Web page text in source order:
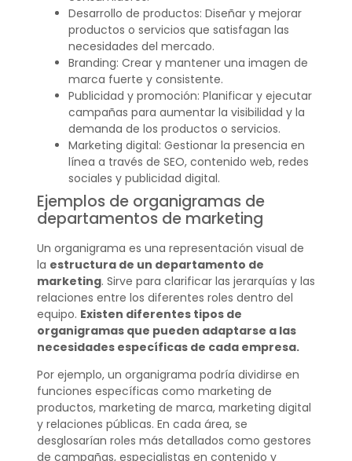
Desarrollo de productos: Diseñar y mejorar
productos o servicios que satisfagan las
necesidades del mercado.
Branding: Crear y mantener una imagen de
marca fuerte y consistente.
Publicidad y promoción: Planificar y ejecutar
campañas para aumentar la visibilidad y la
demanda de los productos o servicios.
Marketing digital: Gestionar la presencia en
línea a través de SEO, contenido web, redes
sociales y publicidad digital.
Ejemplos de organigramas de
departamentos de marketing
Un organigrama es una representación visual de
la estructura de un departamento de
marketing. Sirve para clarificar las jerarquías y las
relaciones entre los diferentes roles dentro del
equipo. Existen diferentes tipos de
organigramas que pueden adaptarse a las
necesidades específicas de cada empresa.
Por ejemplo, un organigrama podría dividirse en
funciones específicas como marketing de
productos, marketing de marca, marketing digital
y relaciones públicas. En cada área, se
desglosarían roles más detallados como gestores
de campañas, especialistas en contenido y